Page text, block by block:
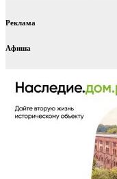
Реклама
Афиша